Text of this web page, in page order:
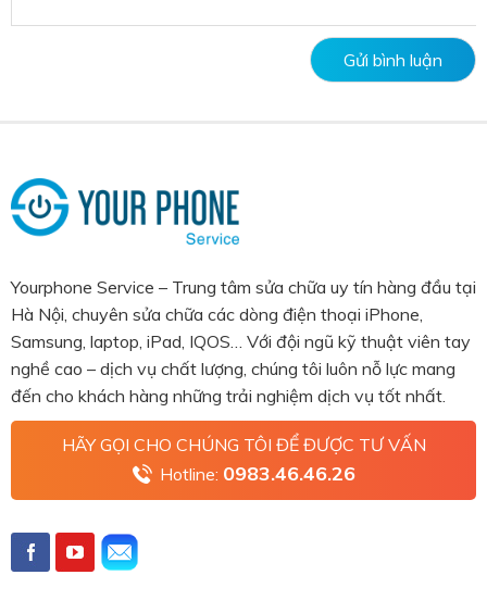
Yourphone Service – Trung tâm sửa chữa uy tín hàng đầu tại
Hà Nội, chuyên sửa chữa các dòng điện thoại iPhone,
Samsung, laptop, iPad, IQOS… Với đội ngũ kỹ thuật viên tay
nghề cao – dịch vụ chất lượng, chúng tôi luôn nỗ lực mang
đến cho khách hàng những trải nghiệm dịch vụ tốt nhất.
HÃY GỌI CHO CHÚNG TÔI ĐỂ ĐƯỢC TƯ VẤN
Hotline: 0983.46.46.26